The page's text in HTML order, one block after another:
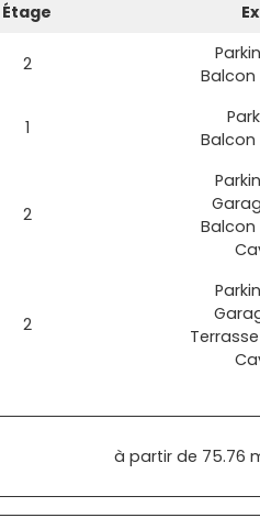
Étage
2
Balcon
1
Balcon
2
Balcon
2
à partir de 75.76